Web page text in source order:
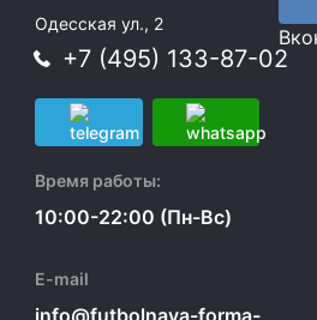
Одесская ул., 2
+7 (495) 133-87-02
Время работы:
10:00-22:00 (Пн-Вс)
E-mail